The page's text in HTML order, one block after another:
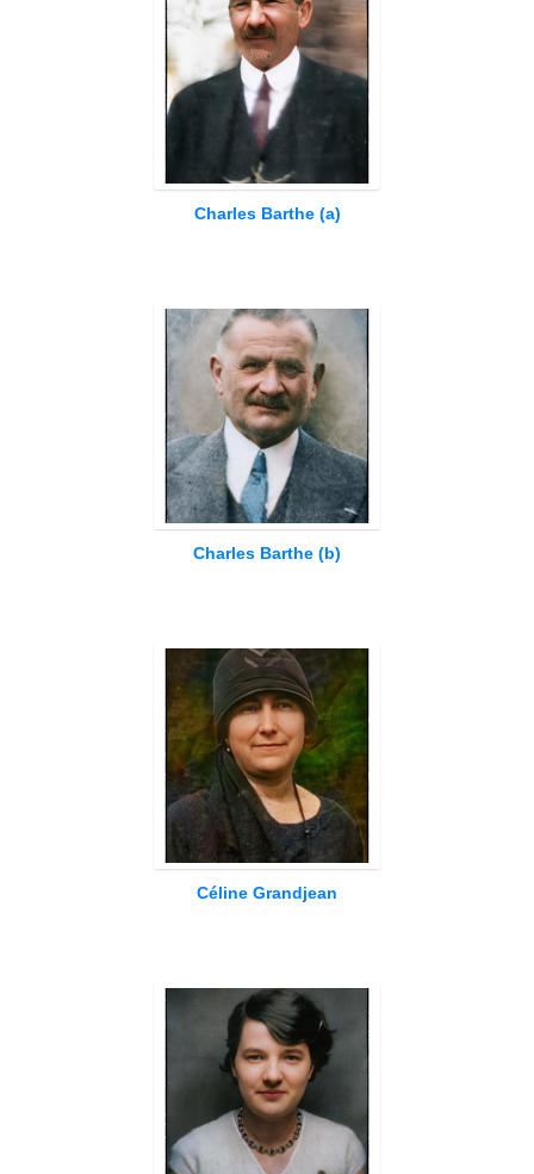
Charles Barthe (a)
Charles Barthe (b)
Céline Grandjean